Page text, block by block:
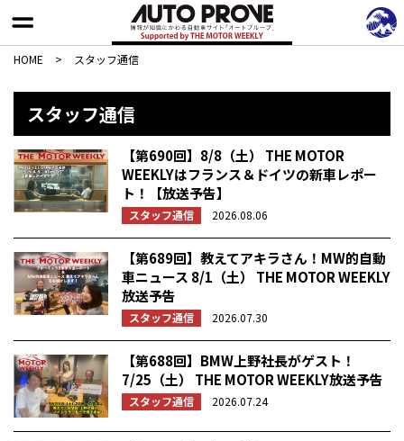
HOME > スタッフ通信
スタッフ通信
【第690回】8/8（土） THE MOTOR
WEEKLYはフランス＆ドイツの新車レポー
ト！【放送予告】
スタッフ通信 2026.08.06
【第689回】教えてアキラさん！MW的自動
車ニュース 8/1（土） THE MOTOR WEEKLY
放送予告
スタッフ通信 2026.07.30
【第688回】BMW上野社長がゲスト！
7/25（土） THE MOTOR WEEKLY放送予告
スタッフ通信 2026.07.24